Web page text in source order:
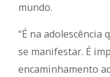
mundo.
“É na
se manifestar. É
encaminhamento